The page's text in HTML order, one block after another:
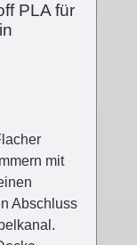
PLA für
mit
Abschluss